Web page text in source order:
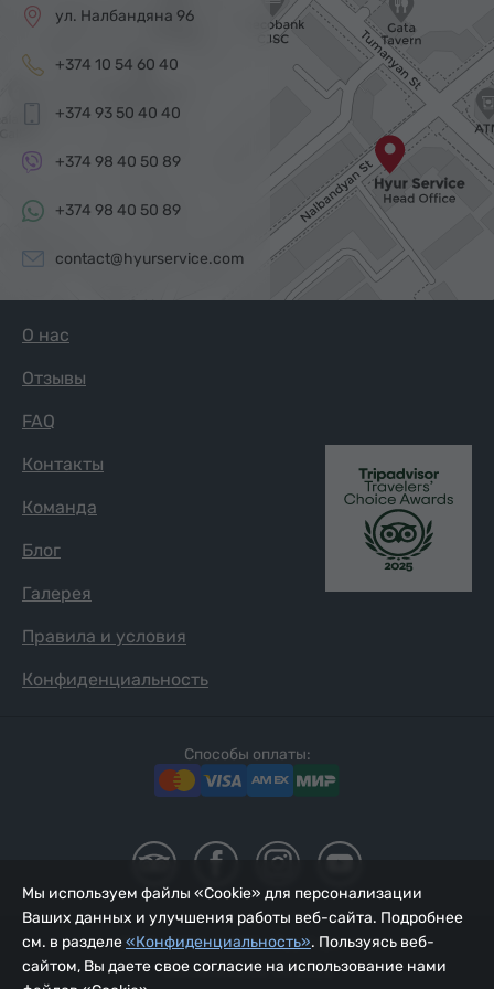
ул. Налбандяна 96
+374 10 54 60 40
+374 93 50 40 40
+374 98 40 50 89
+374 98 40 50 89
contact@hyurservice.com
О нас
Отзывы
FAQ
Контакты
Команда
Блог
Галерея
Правила и условия
Конфиденциальность
Способы оплаты:
2002 - 2026, © ООО «Йур Сервис»;
Обновлено 08.08.2026
Мы используем файлы «Cookie» для персонализации
Ваших данных и улучшения работы веб-сайта. Подробнее
см. в разделе«Конфиденциальность». Пользуясь веб-
сайтом, Вы даете свое согласие на использование нами